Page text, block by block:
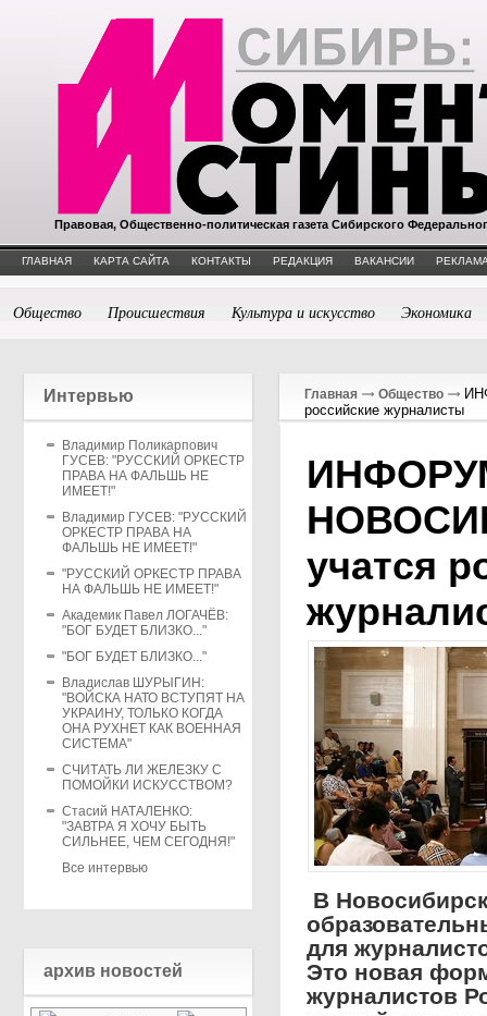
Правовая, Общественно-политическая газета Сибирского
ГЛАВНАЯ КАРТА САЙТА КОНТАКТЫ РЕДАКЦИЯ ВАКАНСИИ
Общество Происшествия Культура и искусство Экономика
Интервью
Владимир Поликарпович
ГУСЕВ: "РУССКИЙ ОРКЕСТР
ПРАВА НА ФАЛЬШЬ НЕ
ИМЕЕТ!"
Владимир ГУСЕВ: "РУССКИЙ
ОРКЕСТР ПРАВА НА
ФАЛЬШЬ НЕ ИМЕЕТ!"
"РУССКИЙ ОРКЕСТР ПРАВА
НА ФАЛЬШЬ НЕ ИМЕЕТ!"
Академик Павел ЛОГАЧЁВ:
"БОГ БУДЕТ БЛИЗКО..."
"БОГ БУДЕТ БЛИЗКО..."
Владислав ШУРЫГИН:
"ВОЙСКА НАТО ВСТУПЯТ НА
УКРАИНУ, ТОЛЬКО КОГДА
ОНА РУХНЕТ КАК ВОЕННАЯ
СИСТЕМА"
СЧИТАТЬ ЛИ ЖЕЛЕЗКУ С
ПОМОЙКИ ИСКУССТВОМ?
Стасий НАТАЛЕНКО:
"ЗАВТРА Я ХОЧУ БЫТЬ
СИЛЬНЕЕ, ЧЕМ СЕГОДНЯ!"
Все интервью
архив новостей
Главная Общество
российские журналисты
учатся
В
для
Это новая
журналистов